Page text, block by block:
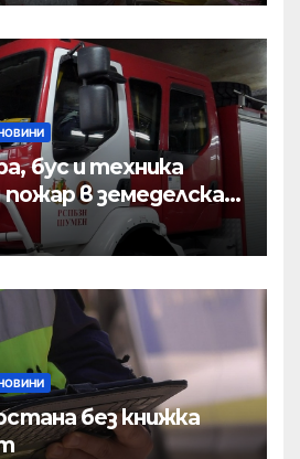
бус и техника
пожар в земеделска
без книжка